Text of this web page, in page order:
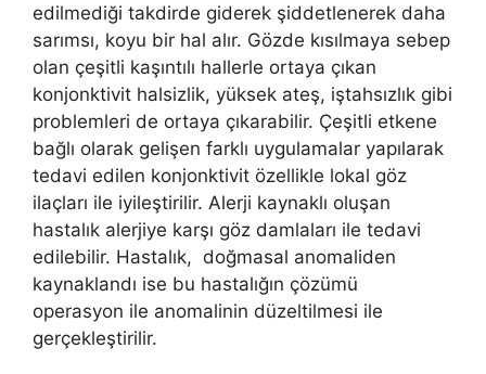
edilmediği takdirde giderek şiddetlenerek daha
sarımsı, koyu bir hal alır. Gözde kısılmaya sebep
olan çeşitli kaşıntılı hallerle ortaya çıkan
konjonktivit halsizlik, yüksek ateş, iştahsızlık gibi
problemleri de ortaya çıkarabilir. Çeşitli etkene
bağlı olarak gelişen farklı uygulamalar yapılarak
tedavi edilen konjonktivit özellikle lokal göz
ilaçları ile iyileştirilir. Alerji kaynaklı oluşan
hastalık alerjiye karşı göz damlaları ile tedavi
edilebilir. Hastalık, doğmasal anomaliden
kaynaklandı ise bu hastalığın çözümü
operasyon ile anomalinin düzeltilmesi ile
gerçekleştirilir.